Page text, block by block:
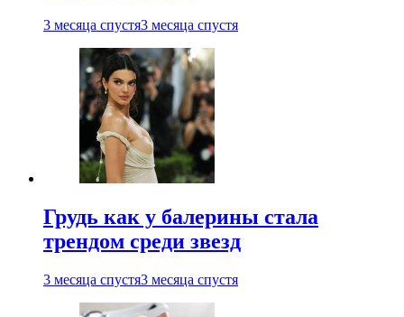
3 месяца спустя3 месяца спустя
Грудь как у балерины стала
трендом среди звезд
3 месяца спустя3 месяца спустя